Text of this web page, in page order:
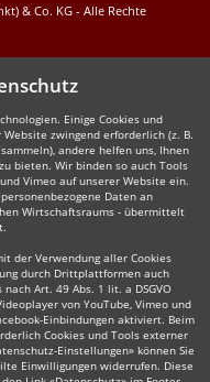
& Co. KG - Alle Rechte
Einige Cookies und
zwingend erforderlich (z. B.
andere helfen uns, Ihnen
bieten. Wir binden so auch Tools
Vimeo auf unserer Website ein.
Daten an
Wirtschaftsraums - übermittelt
der Verwendung aller Cookies
durch Drittplattformen auch
Art. 49 Abs. 1 lit. a DSGVO
von YouTube, Vimeo und
Einbindungen aktiviert. Beim
Cookies und Tools externer
Einstellungen» können Sie
Einwilligungen widerrufen. Diese